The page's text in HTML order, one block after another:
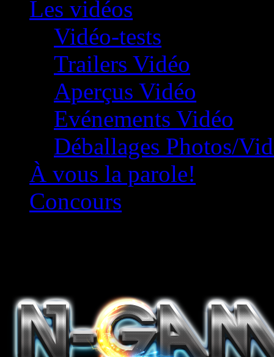
Les vidéos
Vidéo-tests
Trailers Vidéo
Aperçus Vidéo
Evénements Vidéo
Déballages Photos/
À vous la parole!
Concours